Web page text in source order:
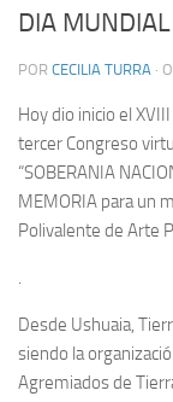
DIA
POR CECILIA TURRA ·
Hoy dio inicio el XVIII
tercer Congreso
“SOBERANIA
MEMORIA para un
Polivalente de Arte
.
Desde Ushuaia,
siendo la
Agremiados de